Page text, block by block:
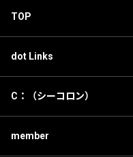
TOP
dot Links
C：（シーコロン）
member